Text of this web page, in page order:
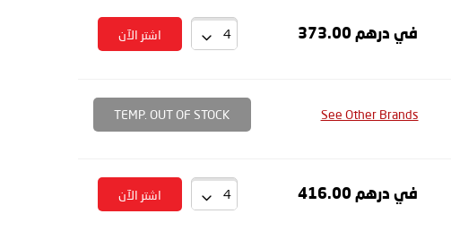
في درهم 373.00 اشتر الآن
See Other Brands
TEMP. OUT OF STOCK
في درهم 416.00 اشتر الآن